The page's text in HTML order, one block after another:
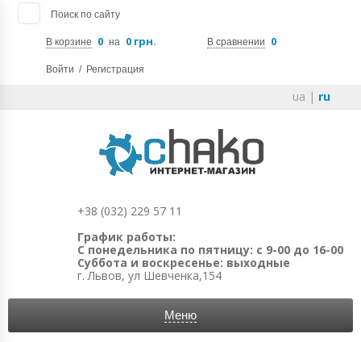
Поиск по сайту
В корзине 0 на 0 грн. В сравнении 0
Войти / Регистрация
ua | ru
+38 (032) 229 57 11
График работы:
С понедельника по пятницу: с 9-00 до 16-00
Суббота и воскресенье: выходные
г. Львов, ул Шевченка,154
Меню